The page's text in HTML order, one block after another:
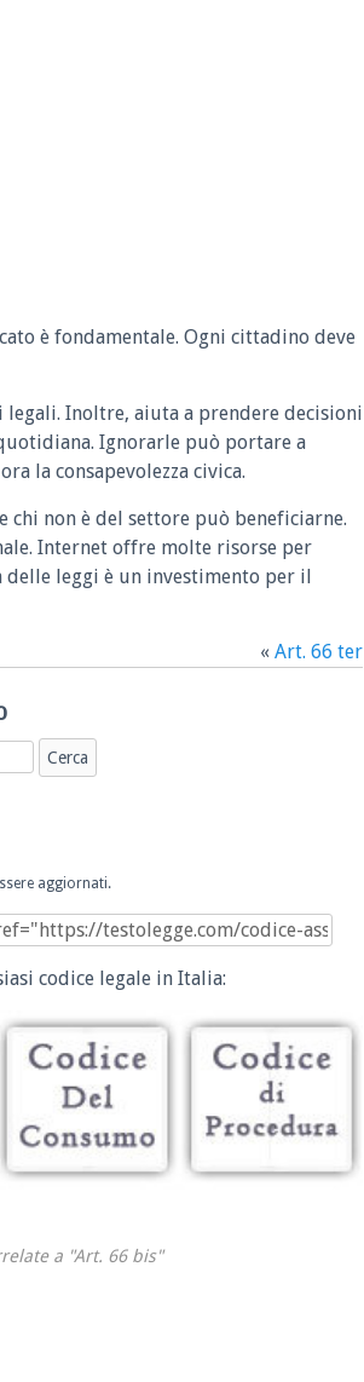
è fondamentale. Ogni cittadino deve
Inoltre, aiuta a prendere decisioni
Ignorarle può portare a
la consapevolezza civica.
non è del settore può beneficiarne.
Internet offre molte risorse per
leggi è un investimento per il
« Art. 66 ter
aggiornati.
codice legale in Italia:
a "Art. 66 bis"